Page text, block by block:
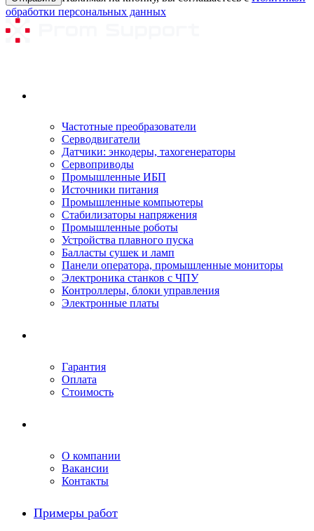
обработки персональных данных
Частотные преобразователи
Серводвигатели
Датчики: энкодеры, тахогенераторы
Сервоприводы
Промышленные ИБП
Источники питания
Промышленные компьютеры
Стабилизаторы напряжения
Промышленные роботы
Устройства плавного пуска
Балласты сушек и ламп
Панели оператора, промышленные мониторы
Электроника станков с ЧПУ
Контроллеры, блоки управления
Электронные платы
Гарантия
Оплата
Стоимость
О компании
Вакансии
Контакты
Примеры работ